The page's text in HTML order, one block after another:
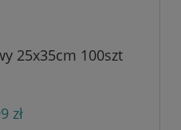
25x35cm 100szt
zł